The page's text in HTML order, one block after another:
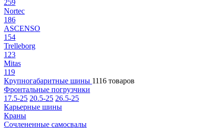
259
Nortec
186
ASCENSO
154
Trelleborg
123
Mitas
119
Крупногабаритные шины 1116 товаров
Фронтальные погрузчики
17.5-25 20.5-25 26.5-25
Карьерные шины
Краны
Сочлененные самосвалы